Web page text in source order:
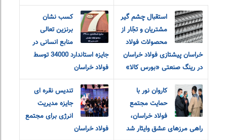
استقبال چشم گیر
مشتریان و تجّار از
محصولات فولاد
خراسان پیشتازی فولاد خراسان
در رینگ صنعتی «بورس کالا»
کسب نشان
برنزین تعالی
منابع انسانی در
جایزه استاندارد 34000 توسط
فولاد خراسان
کاروان نور با
حمایت مجتمع
فولاد خراسان،
راهی مرزهای عشق و‌ایثار شد
تندیس نقره ای
جایزه مدیریت
انرژی برای مجتمع
فولاد خراسان